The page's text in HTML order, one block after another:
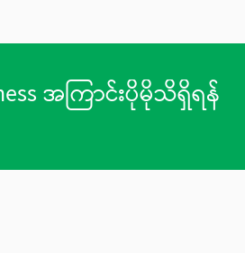
အ‌ကြာင်းပိုမိုသိရှိရန်